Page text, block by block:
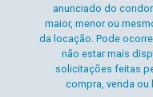
anunciado do
maior, menor ou
da locação. Pode
não estar mais
solicitações feitas
compra, venda